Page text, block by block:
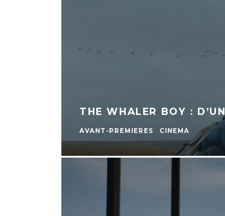
THE WHALER BOY :
AVANT-PREMIERES CINEMA